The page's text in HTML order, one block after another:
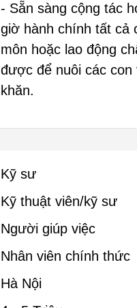
- Sẵn sàng cộng tác
giờ hành chính tất cả
môn hoặc lao động
được để nuôi các con
khăn.
Kỹ sư
Kỹ thuật viên/kỹ sư
Người giúp việc
Nhân viên chính thức
Hà Nội